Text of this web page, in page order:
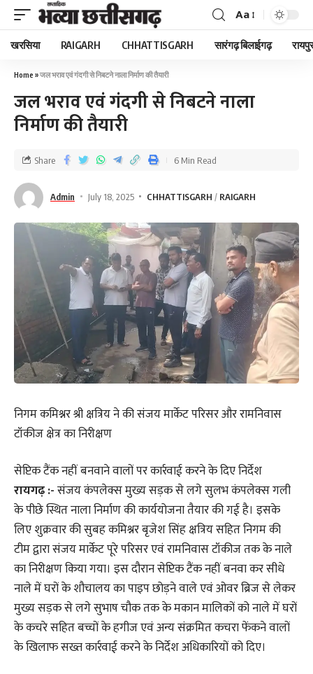
Aa
खरसिया RAIGARH CHHATTISGARH सारंगढ़ बिलाईगढ़
Home »जल भराव एवं गंदगी से निबटने नाला निर्माण की तैयारी
जल भराव एवं गंदगी से निबटने नाला
निर्माण की तैयारी
Admin July 18, 2025 CHHATTISGARH RAIGARH
Share 6 Min Read
निगम कमिश्नर श्री क्षत्रिय ने की संजय मार्केट परिसर और रामनिवास
टॉकीज क्षेत्र का निरीक्षण
सेप्टिक टैंक नहीं बनवाने वालों पर कार्रवाई करने के दिए निर्देश
रायगढ़ :-संजय कंपलेक्स मुख्य सड़क से लगे सुलभ कंपलेक्स गली
के पीछे स्थित नाला निर्माण की कार्ययोजना तैयार की गई है। इसके
लिए शुक्रवार की सुबह कमिश्नर बृजेश सिंह क्षत्रिय सहित निगम की
टीम द्वारा संजय मार्केट पूरे परिसर एवं रामनिवास टॉकीज तक के नाले
का निरीक्षण किया गया। इस दौरान सेप्टिक टैंक नहीं बनवा कर सीधे
नाले में घरों के शौचालय का पाइप छोड़ने वाले एवं ओवर ब्रिज से लेकर
मुख्य सड़क से लगे सुभाष चौक तक के मकान मालिकों को नाले में घरों
के कचरे सहित बच्चों के हगीज एवं अन्य संक्रमित कचरा फेंकने वालों
के खिलाफ सख्त कार्रवाई करने के निर्देश अधिकारियों को दिए।